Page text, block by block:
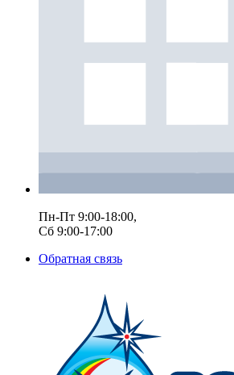
Пн-Пт 9:00-18:00,
Сб 9:00-17:00
Обратная связь